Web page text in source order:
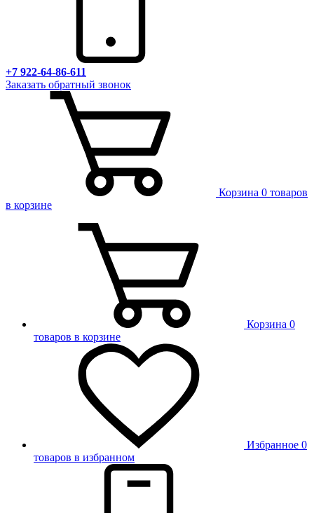
+7 922-64-86-611
Заказать обратный звонок
Корзина 0 товаров
в корзине
Корзина 0
товаров в корзине
Избранное 0
товаров в избранном